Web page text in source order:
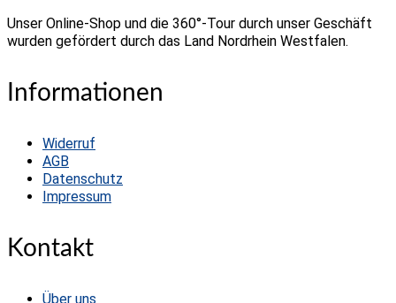
Unser Online-Shop und die 360°-Tour durch unser Geschäft
wurden gefördert durch das Land Nordrhein Westfalen.
Informationen
Widerruf
AGB
Datenschutz
Impressum
Kontakt
Über uns